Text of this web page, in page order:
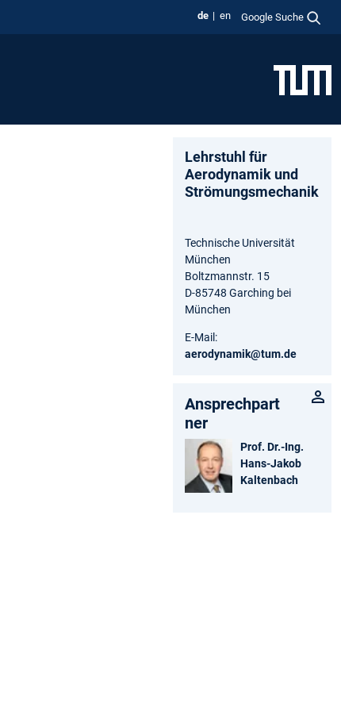
de en Google Suche
Lehrstuhl für
Aerodynamik und
Strömungsmechanik
Technische Universität
München
Boltzmannstr. 15
D-85748 Garching bei
München
E-Mail:
aerodynamik@tum.de
Ansprechpart
ner
Prof. Dr.-Ing.
Hans-Jakob
Kaltenbach